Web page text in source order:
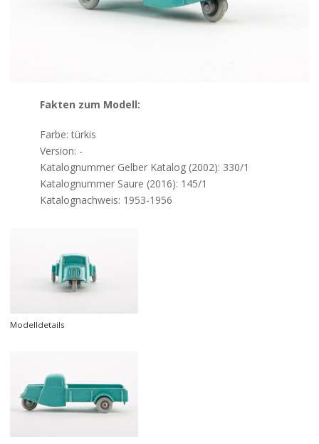
Fakten zum Modell:
Farbe: türkis
Version: -
Katalognummer Gelber Katalog (2002): 330/1
Katalognummer Saure (2016): 145/1
Katalognachweis: 1953-1956
Modelldetails